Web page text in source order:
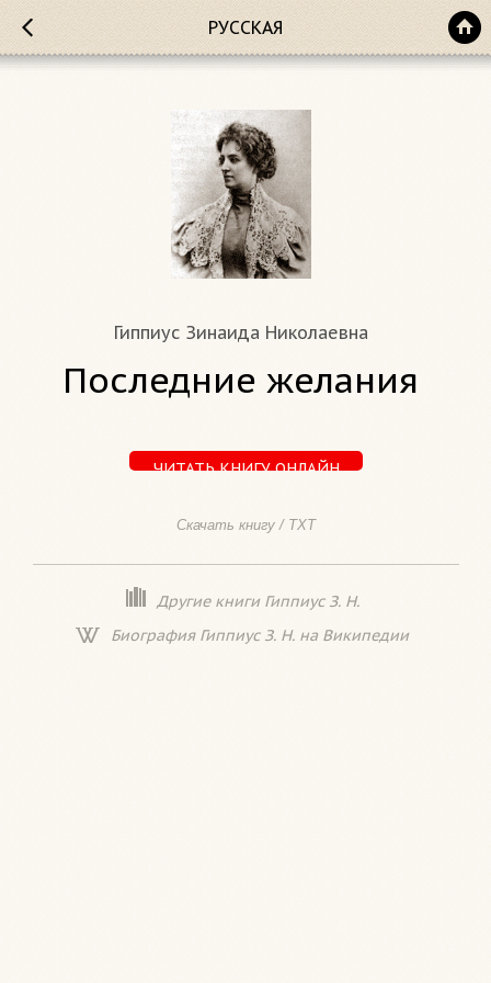
РУССКАЯ
Гиппиус Зинаида Николаевна
Последние желания
ЧИТАТЬ КНИГУ ОНЛАЙН
Скачать книгу / TXT
Другие книги Гиппиус З. Н.
Биография Гиппиус З. Н. на Википедии